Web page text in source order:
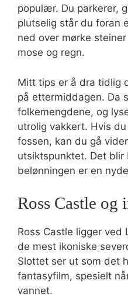
populær. Du parkerer,
plutselig står du foran
ned over mørke
mose og regn.
Mitt tips er å dra tidlig
på ettermiddagen. Da
folkemengdene, og
utrolig vakkert. Hvis
fossen, kan du gå
utsiktspunktet. Det blir
belønningen er en
Ross Castle og
Ross Castle ligger ved
de mest ikoniske
Slottet ser ut som det
fantasyfilm, spesielt
vannet.